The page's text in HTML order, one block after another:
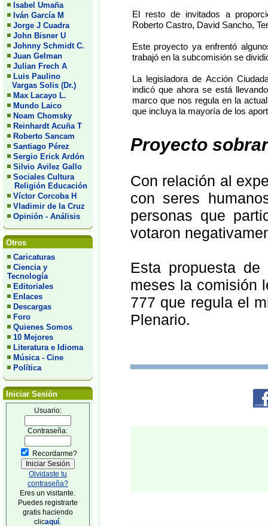
Isabel Umaña
Iván García M
Jorge J Cuadra
John Bisner U
Johnny Schmidt C.
Juan Gelman
Julian Frech A
Luis Paulino
Vargas Solis (Dr.)
Max Lacayo L.
Mundo Laico
Noam Chomsky
Reinhardt Acuña T
Roberto Sancam
Santiago Pérez
Sergio Erick Ardón
Silvio Avilez Gallo
Sociales Cultura
Religión Educación
Víctor Corcoba H
Vladimir de la Cruz
Opinión - Análisis
Otros
Caricaturas
Ciencia y
Tecnología
Editoriales
Enlaces
Descargas
Foro
Quienes Somos
10 Mejores
Literatura e Idioma
Música - Cine
Política
Iniciar Sesión
Usuario:
Contraseña:
Recordarme?
Olvidaste tu
contraseña?
Eres un visitante.
Puedes registrarte
gratis haciendo
clicaquí
El resto de invitados a
Roberto Castro, David Sancho,
Este proyecto ya enfrentó
trabajó en la subcomisión se
La legisladora de Acción
indicó que ahora se está
marco que nos regula en la
que incluya la mayoría de los
Proyecto
Con relación al
con seres
personas que
votaron
Esta propuesta
meses la comisión
777 que regula el
Plenario.